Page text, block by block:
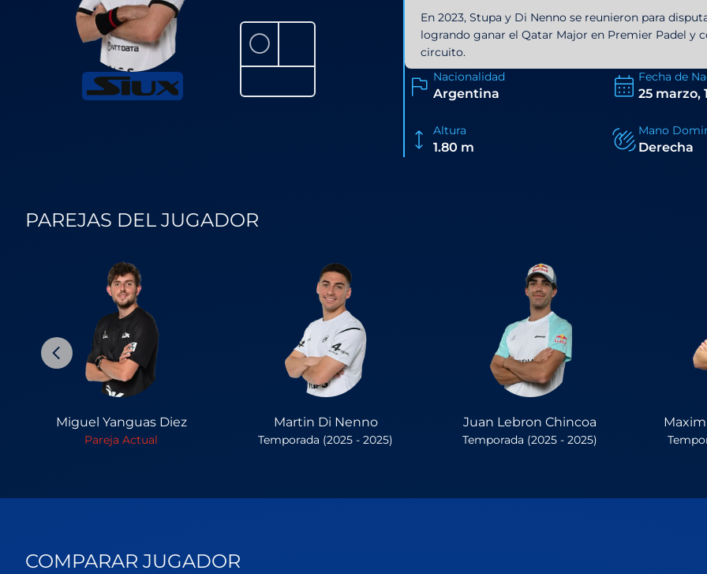
⚪
En 2023, Stupa y Di Nenno se reunieron para
logrando ganar el Qatar Major en Premier Padel y
circuito.
Nacionalidad
Argentina
Fecha de
25 marzo,
Altura
1.80 m
Mano
Derecha
PAREJAS DEL JUGADOR
Miguel Yanguas Diez
Pareja Actual
Martin Di Nenno
Temporada (2025 - 2025)
Juan Lebron Chincoa
Temporada (2025 - 2025)
COMPARAR JUGADOR